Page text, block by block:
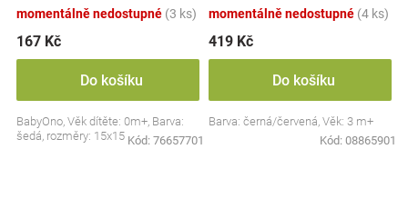
momentálně nedostupné (3 ks)
167 Kč
Do košíku
BabyOno, Věk dítěte: 0m+, Barva:
šedá, rozměry: 15x15 cm.
Kód: 76657701
BabyOno
momentálně nedostupné (4 ks)
419 Kč
Do košíku
Barva: černá/červená, Věk: 3 m+
Kód: 08865901